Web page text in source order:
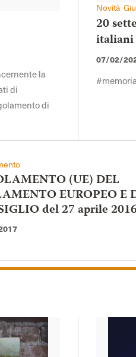
la
di
di
Novità
20
italiani
07/02/
(UE) DEL
EUROPEO E
del 27 aprile